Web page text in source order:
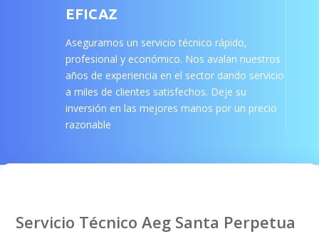
EFICAZ
Aseguramos un servicio técnico rápido,
profesional y económico. Nos avalan nuestros
años de experiencia en el sector dando servicio
a miles de clientes satisfechos. Deje su
inversión en las mejores manos por un precio
razonable
Servicio Técnico Aeg Santa Perpetua